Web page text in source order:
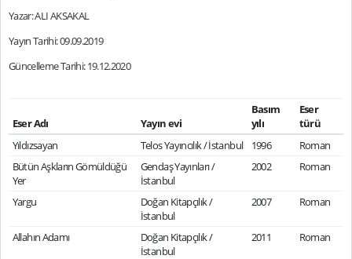
Yazar: ALI AKSAKAL
Yayın Tarihi: 09.09.2019
Güncelleme Tarihi: 19.12.2020
Eser Adı Yayın evi
Basım
yılı
Eser
türü
Yıldızsayan
Telos Yayıncılık / İstanbul 1996
Roman
Bütün Aşkların Gömüldüğü
Yer
Gendaş Yayınları /
İstanbul
2002 Roman
Yargu
Doğan Kitapçılık /
İstanbul
2007 Roman
Allahın Adamı
Doğan Kitapçılık /
İstanbul
2011 Roman